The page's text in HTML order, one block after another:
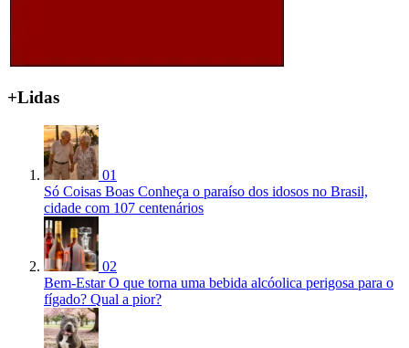
+Lidas
01
Só Coisas Boas Conheça o paraíso dos idosos no Brasil,
cidade com 107 centenários
02
Bem-Estar O que torna uma bebida alcóolica perigosa para o
fígado? Qual a pior?